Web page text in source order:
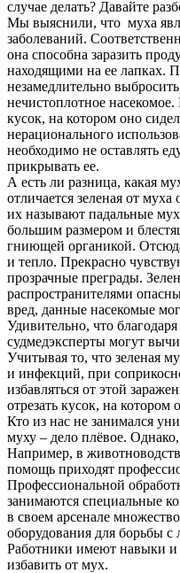
случае делать? Давайте
Мы выяснили, что муха
заболеваний.
она способна заразить
находящими на ее лапках.
незамедлительно
нечистоплотное
кусок, на котором оно
нерационального
необходимо не оставлять
прикрывать ее.
А есть ли разница, какая
отличается зеленая от
их называют падальные
большим размером и
гниющей органикой.
и тепло. Прекрасно
прозрачные преграды.
распространителями
вред, данные насекомые
Удивительно, что
судмедэксперты могут
Учитывая то, что зеленая
и инфекций, при
избавляться от этой
отрезать кусок, на котором
Кто из нас не занимался
муху – дело плёвое.
Например, в
помощь приходят
Профессиональной
занимаются специальные
в своем арсенале
оборудования для борьбы
Работники имеют навыки и
избавить от мух.